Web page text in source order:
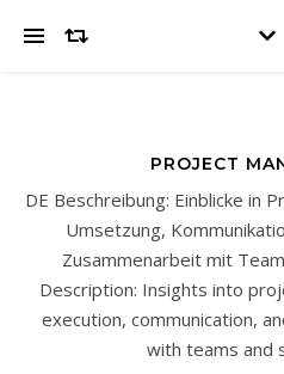
PROJECT
DE Beschreibung: Einblicke in
Umsetzung,
Zusammenarbeit mit
Description: Insights into
execution, communication,
with teams and